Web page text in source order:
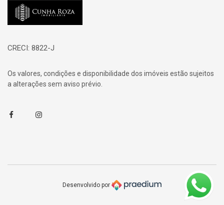
Página inicial
CRECI: 8822-J
Os valores, condições e disponibilidade dos imóveis estão sujeitos
a alterações sem aviso prévio.
FacebookInstagram
Desenvolvido por